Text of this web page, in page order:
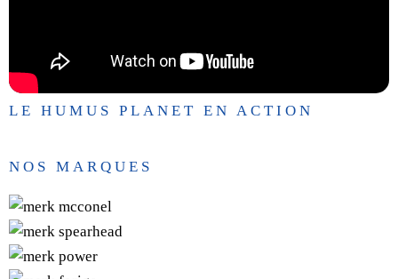
LE HUMUS PLANET EN ACTION
NOS MARQUES